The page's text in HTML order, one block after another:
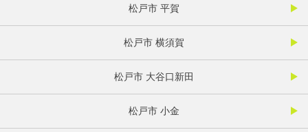
松戸市 平賀
松戸市 横須賀
松戸市 大谷口新田
松戸市 小金